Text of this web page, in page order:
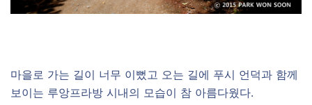
마을로 가는 길이 너무 이뻤고 오는 길에 푸시 언덕과 함께
보이는 루앙프라방 시내의 모습이 참 아름다웠다.